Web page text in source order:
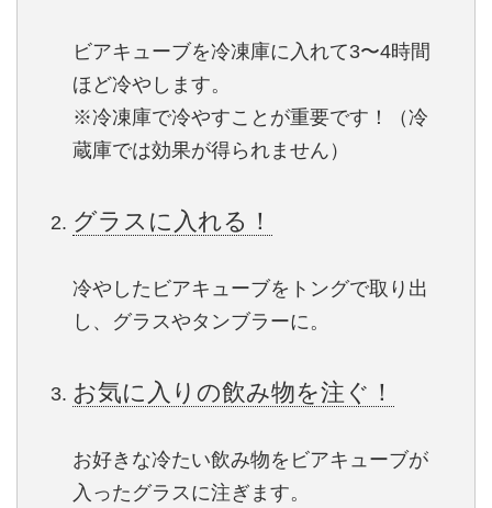
ビアキューブを冷凍庫に入れて3〜4時間
ほど冷やします。
※冷凍庫で冷やすことが重要です！（冷
蔵庫では効果が得られません）
グラスに入れる！
冷やしたビアキューブをトングで取り出
し、グラスやタンブラーに。
お気に入りの飲み物を注ぐ！
お好きな冷たい飲み物をビアキューブが
入ったグラスに注ぎます。